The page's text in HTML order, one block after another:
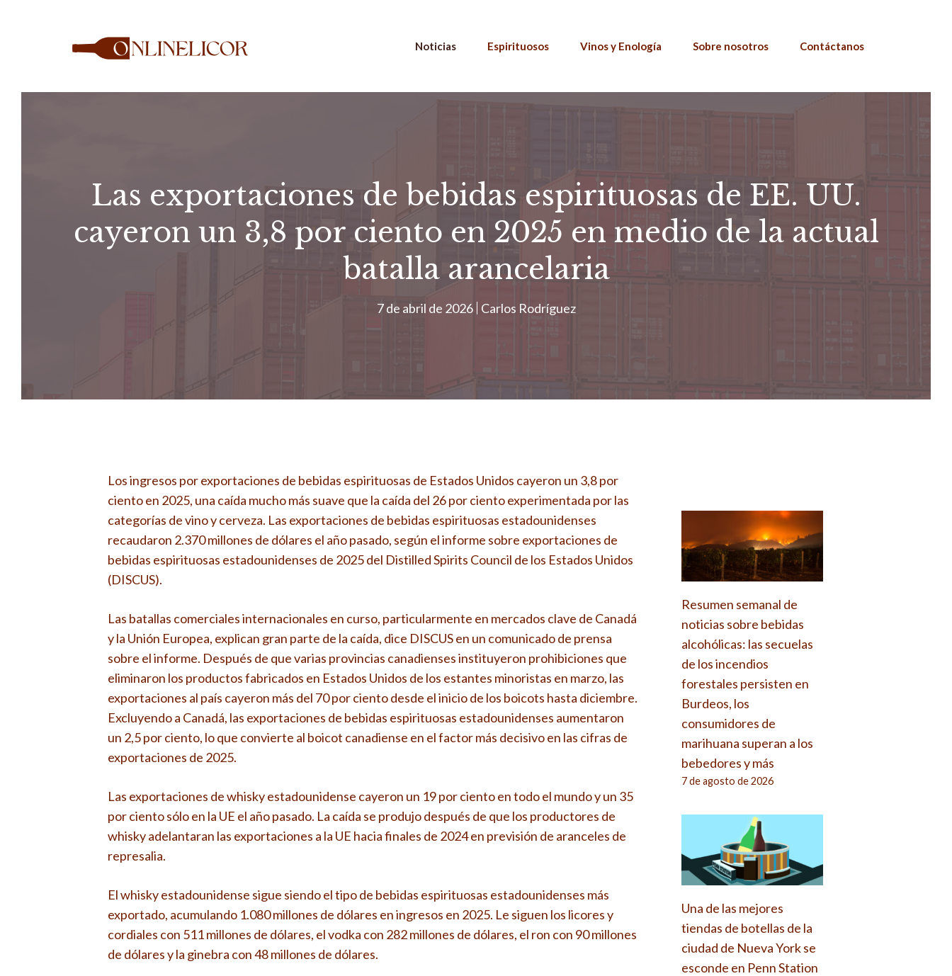
Noticias Espirituosos Vinos y Enología Sobre nosotros Contáctanos
Las exportaciones de bebidas espirituosas de EE. UU.
cayeron un 3,8 por ciento en 2025 en medio de la actual
batalla arancelaria
7 de abril de 2026 Carlos Rodríguez
Los ingresos por exportaciones de bebidas espirituosas de Estados Unidos cayeron un 3,8 por
ciento en 2025, una caída mucho más suave que la caída del 26 por ciento experimentada por las
categorías de vino y cerveza. Las exportaciones de bebidas espirituosas estadounidenses
recaudaron 2.370 millones de dólares el año pasado, según el informe sobre exportaciones de
bebidas espirituosas estadounidenses de 2025 del Distilled Spirits Council de los Estados Unidos
(DISCUS).
Las batallas comerciales internacionales en curso, particularmente en mercados clave de Canadá
y la Unión Europea, explican gran parte de la caída, dice DISCUS en un comunicado de prensa
sobre el informe. Después de que varias provincias canadienses instituyeron prohibiciones que
eliminaron los productos fabricados en Estados Unidos de los estantes minoristas en marzo, las
exportaciones al país cayeron más del 70 por ciento desde el inicio de los boicots hasta diciembre.
Excluyendo a Canadá, las exportaciones de bebidas espirituosas estadounidenses aumentaron
un 2,5 por ciento, lo que convierte al boicot canadiense en el factor más decisivo en las cifras de
exportaciones de 2025.
Las exportaciones de whisky estadounidense cayeron un 19 por ciento en todo el mundo y un 35
por ciento sólo en la UE el año pasado. La caída se produjo después de que los productores de
whisky adelantaran las exportaciones a la UE hacia finales de 2024 en previsión de aranceles de
represalia.
El whisky estadounidense sigue siendo el tipo de bebidas espirituosas estadounidenses más
exportado, acumulando 1.080 millones de dólares en ingresos en 2025. Le siguen los licores y
cordiales con 511 millones de dólares, el vodka con 282 millones de dólares, el ron con 90 millones
de dólares y la ginebra con 48 millones de dólares.
Resumen semanal de
noticias sobre bebidas
alcohólicas: las secuelas
de los incendios
forestales persisten en
Burdeos, los
consumidores de
marihuana superan a los
bebedores y más
7 de agosto de 2026
Una de las mejores
tiendas de botellas de la
ciudad de Nueva York se
esconde en Penn Station